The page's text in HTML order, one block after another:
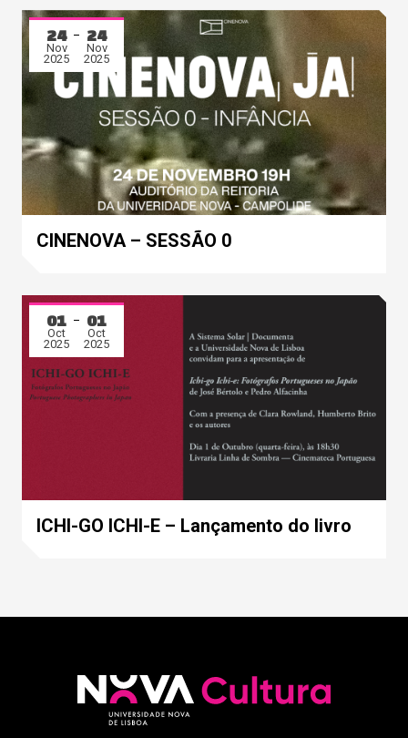
24
Nov
2025
24
Nov
2025
CINENOVA – SESSÃO 0
01
Oct
2025
01
Oct
2025
ICHI-GO ICHI-E – Lançamento do livro